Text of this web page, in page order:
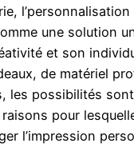
l’personnalisation
une solution
et son
de matériel
les possibilités
pour
l’impression